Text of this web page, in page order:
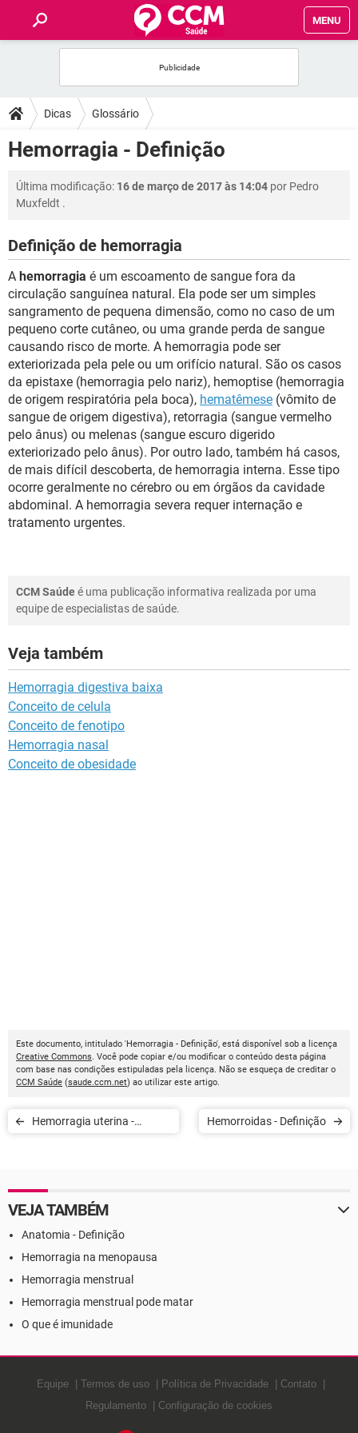
MENU
FÓRUM
SAÚDE
FAMÍLIA
SEXUALIDADE
GLOSSÁRIO
Dicas Glossário
Hemorragia - Definição
Última modificação: 16 de março de 2017 às 14:04 por Pedro
Muxfeldt .
Definição de hemorragia
A hemorragia é um escoamento de sangue fora da
circulação sanguínea natural. Ela pode ser um simples
sangramento de pequena dimensão, como no caso de um
pequeno corte cutâneo, ou uma grande perda de sangue
causando risco de morte. A hemorragia pode ser
exteriorizada pela pele ou um orifício natural. São os casos
da epistaxe (hemorragia pelo nariz), hemoptise (hemorragia
de origem respiratória pela boca), hematêmese (vômito de
sangue de origem digestiva), retorragia (sangue vermelho
pelo ânus) ou melenas (sangue escuro digerido
exteriorizado pelo ânus). Por outro lado, também há casos,
de mais difícil descoberta, de hemorragia interna. Esse tipo
ocorre geralmente no cérebro ou em órgãos da cavidade
abdominal. A hemorragia severa requer internação e
tratamento urgentes.
CCM Saúdeé uma publicação informativa realizada por uma
equipe de especialistas de saúde.
Veja também
Hemorragia digestiva baixa
Conceito de celula
Conceito de fenotipo
Hemorragia nasal
Conceito de obesidade
Este documento, intitulado 'Hemorragia - Definição', está disponível sob a licença
Creative Commons. Você pode copiar e/ou modificar o conteúdo desta página
com base nas condições estipuladas pela licença. Não se esqueça de creditar o
CCM Saúde (saude.ccm.net) ao utilizar este artigo.
Hemorragia uterina -
Hemorroidas - Definição
VEJA TAMBÉM
Anatomia - Definição
Hemorragia na menopausa
Hemorragia menstrual
Hemorragia menstrual pode matar
O que é imunidade
Equipe Termos de uso Política de Privacidade
Contato
Regulamento
Configuração de cookies